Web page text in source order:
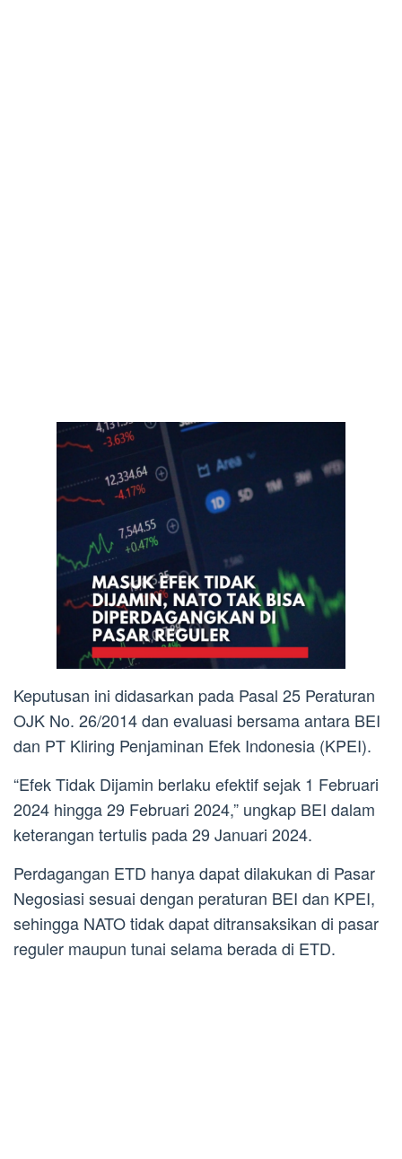
Keputusan ini didasarkan pada Pasal 25 Peraturan
OJK No. 26/2014 dan evaluasi bersama antara BEI
dan PT Kliring Penjaminan Efek Indonesia (KPEI).
“Efek Tidak Dijamin berlaku efektif sejak 1 Februari
2024 hingga 29 Februari 2024,” ungkap BEI dalam
keterangan tertulis pada 29 Januari 2024.
Perdagangan ETD hanya dapat dilakukan di Pasar
Negosiasi sesuai dengan peraturan BEI dan KPEI,
sehingga NATO tidak dapat ditransaksikan di pasar
reguler maupun tunai selama berada di ETD.